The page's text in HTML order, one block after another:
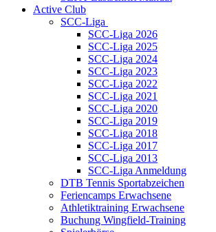
Active Club
SCC-Liga
SCC-Liga 2026
SCC-Liga 2025
SCC-Liga 2024
SCC-Liga 2023
SCC-Liga 2022
SCC-Liga 2021
SCC-Liga 2020
SCC-Liga 2019
SCC-Liga 2018
SCC-Liga 2017
SCC-Liga 2013
SCC-Liga Anmeldung
DTB Tennis Sportabzeichen
Feriencamps Erwachsene
Athletiktraining Erwachsene
Buchung Wingfield-Training